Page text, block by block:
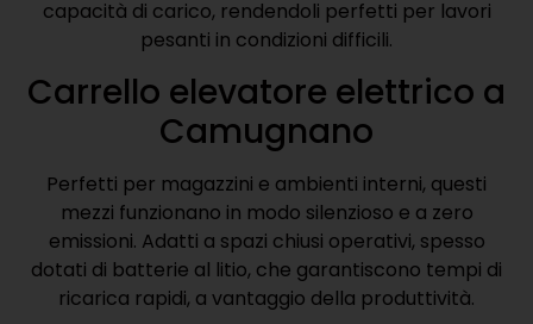
capacità di carico, rendendoli perfetti per lavori
pesanti in condizioni difficili.
Carrello elevatore elettrico a
Camugnano
Perfetti per magazzini e ambienti interni, questi
mezzi funzionano in modo silenzioso e a zero
emissioni. Adatti a spazi chiusi operativi, spesso
dotati di batterie al litio, che garantiscono tempi di
ricarica rapidi, a vantaggio della produttività.